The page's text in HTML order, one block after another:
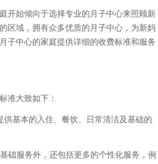
开始倾向于选择专业的月子中心来照顾新
区域，拥有众多优质的月子中心，为新妈
子中心的家庭提供详细的收费标准和服务
准大致如下：
供基本的入住、餐饮、日常清洁及基础的
础服务外，还包括更多的个性化服务，例